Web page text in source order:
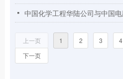
넷
上一页 1 2 3 4
下一页